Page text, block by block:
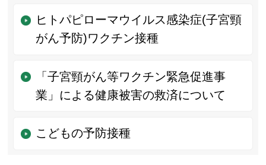
ヒトパピローマウイルス感染症(子宮頸
がん予防)ワクチン接種
「子宮頸がん等ワクチン緊急促進事
業」による健康被害の救済について
こどもの予防接種